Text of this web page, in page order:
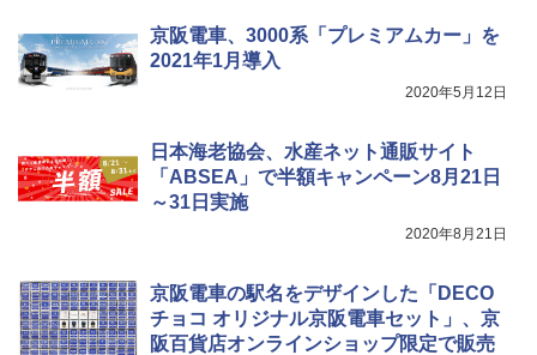
￥2,479
￥9,990
[キャンパーズコレクション 山善] 傘みたいに
イド ブラックコーティング フルクローズ メ
ッシュ 4人用 簡単設置 ポップアップテント P
ATCW-150B エクルベージュ
￥6,459
着替えテント トイレテント 透けない【換気
コンパクト iimono117 (ブルー)
￥3,080
京阪電車、3000系「プレミアムカー」を
2021年1月導入
2020年5月12日
日本海老協会、水産ネット通販サイト
「ABSEA」で半額キャンペーン8月21日
～31日実施
2020年8月21日
京阪電車の駅名をデザインした「DECO
チョコ オリジナル京阪電車セット」、京
阪百貨店オンラインショップ限定で販売